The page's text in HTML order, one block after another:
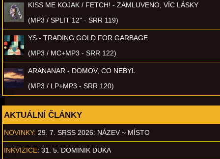
KISS ME KOJAK / FETCH! - ZAMLUVENO, VÍC LÁSKY
(MP3 / SPLIT 12" - SRR 119)
YS - TRADING GOLD FOR GARBAGE
(MP3 / MC+MP3 - SRR 122)
ARANANAR - DOMOV, CO NEBYL
(MP3 / LP+MP3 - SRR 120)
AKTUÁLNÍ ČLÁNKY
NOVINKY: 29. 7. SRSS 2026: NÁZEV ~ MÍSTO
INKVIZICE: 31. 5. DOMINIK DUKA